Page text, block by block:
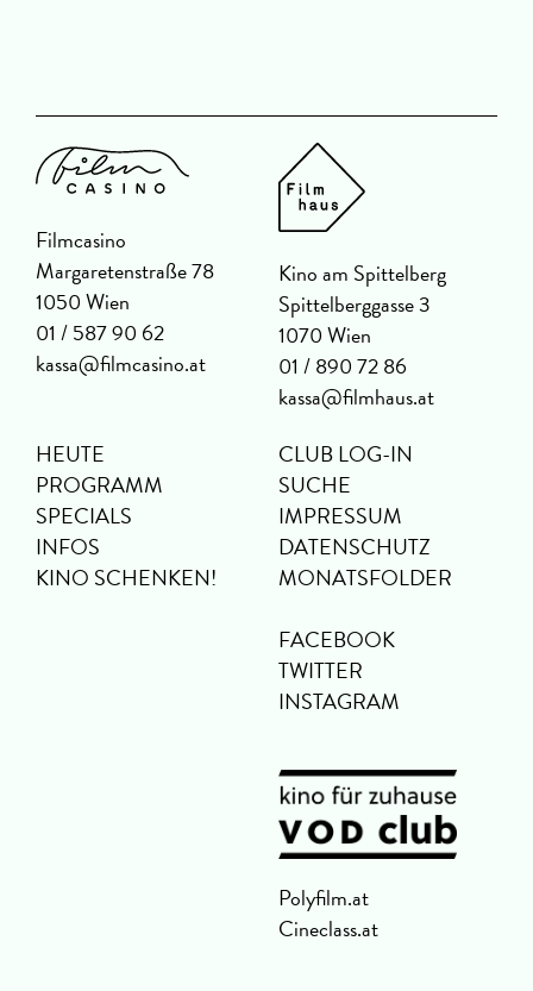
Filmcasino
Margaretenstraße 78
1050 Wien
01 / 587 90 62
kassa@filmcasino.at
Kino am Spittelberg
Spittelberggasse 3
1070 Wien
01 / 890 72 86
kassa@filmhaus.at
HEUTE
PROGRAMM
SPECIALS
INFOS
KINO SCHENKEN!
CLUB LOG-IN
SUCHE
IMPRESSUM
DATENSCHUTZ
MONATSFOLDER
FACEBOOK
TWITTER
INSTAGRAM
Polyfilm.at
Cineclass.at